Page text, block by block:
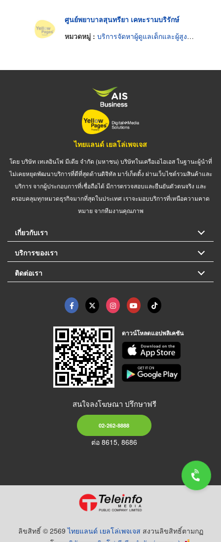
ศูนย์พยาบาลสุนทรียา เคหะรามบริรักษ์
หมวดหมู่ : บริการจัดหาผู้ดูแลเด็กและผู้สูงอายุ
ไทยแลนด์ เยลโล่เพจเจส
โดย บริษัท เทเลอินโฟ มีเดีย จำกัด (มหาชน) บริษัทในเครือเอไอเอส ในฐานะผู้นำที่
ไม่เคยหยุดพัฒนาบริการที่ดีที่สุดด้านดิจิทัล มาร์เก็ตติ้ง ผ่านเว็บไซต์รวมสินค้าและ
บริการ จากผู้ประกอบการที่เชื่อถือได้ มีการตรวจสอบและยืนยันตัวตนจริง และ
ครอบคลุมทุกหมวดธุรกิจมากที่สุดในประเทศ เราจะมอบบริการที่เหนือความคาด
หมาย จากทีมงานคุณภาพ
เกี่ยวกับเรา
บริการของเรา
ติดต่อเรา
ดาวน์โหลดแอปพลิเคชัน
สนใจลงโฆษณา ปรึกษาฟรี
02-262-8888
ต่อ 8615, 8686
ลิขสิทธิ์ © 2569ไทยแลนด์ เยลโล่เพจเจส สงวนลิขสิทธิ์ตามกฏ